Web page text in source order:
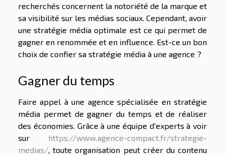
recherchés concernent la notoriété de la marque et
sa visibilité sur les médias sociaux. Cependant, avoir
une stratégie média optimale est ce qui permet de
gagner en renommée et en influence. Est-ce un bon
choix de confier sa stratégie média à une agence ?
Gagner du temps
Faire appel à une agence spécialisée en stratégie
média permet de gagner du temps et de réaliser
des économies. Grâce à une équipe d'experts à voir
sur https://www.agence-compact.fr/strategie-
medias/, toute organisation peut créer du contenu